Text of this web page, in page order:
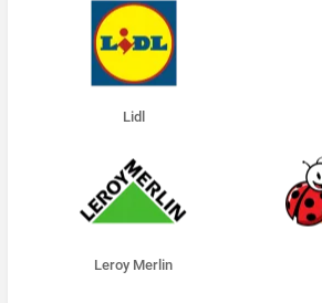
Lidl
Leroy Merlin